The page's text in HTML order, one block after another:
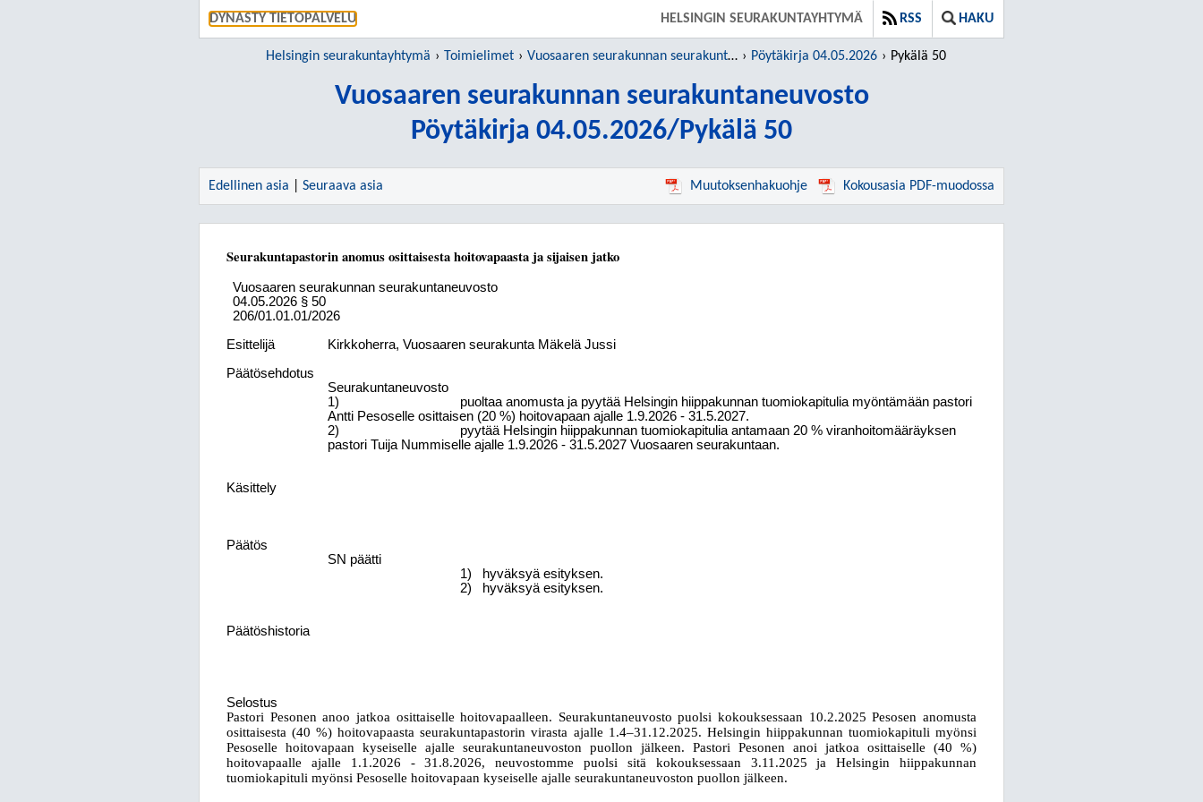
DYNASTY TIETOPALVELU SIIRRY SUORAAN PÄÄSISÄLTÖÖNHELSINGIN SEURAKUNTAYHTYMÄ RSS HAKU
Helsingin seurakuntayhtymä Toimielimet Vuosaaren seurakunnan seurakuntaneuvosto Pöytäkirja 04.05.2026 Pykälä 50
Vuosaaren seurakunnan seurakuntaneuvosto
Pöytäkirja 04.05.2026/Pykälä 50
Edellinen asia Seuraava asia Muutoksenhakuohje Kokousasia PDF-muodossa
Seurakuntapastorin anomus osittaisesta hoitovapaasta ja sijaisen jatko
Vuosaaren seurakunnan seurakuntaneuvosto
04.05.2026 § 50
206/01.01.01/2026
Esittelijä
Kirkkoherra, Vuosaaren seurakunta Mäkelä Jussi
Päätösehdotus
Seurakuntaneuvosto
1)
puoltaa anomusta ja pyytää Helsingin hiippakunnan tuomiokapitulia myöntämään pastori
Antti Pesoselle osittaisen (20 %) hoitovapaan ajalle 1.9.2026 - 31.5.2027.
2)
pyytää Helsingin hiippakunnan tuomiokapitulia antamaan 20 % viranhoitomääräyksen
pastori Tuija Nummiselle ajalle 1.9.2026 - 31.5.2027 Vuosaaren seurakuntaan.
Käsittely
Päätös
SN päätti
1)
hyväksyä esityksen.
2)
hyväksyä esityksen.
Päätöshistoria
Selostus
Pastori Pesonen anoo jatkoa osittaiselle hoitovapaalleen. Seurakuntaneuvosto puolsi kokouksessaan 10.2.2025 Pesosen anomusta
osittaisesta (40 %) hoitovapaasta seurakuntapastorin virasta ajalle 1.4–31.12.2025. Helsingin hiippakunnan tuomiokapituli myönsi
Pesoselle hoitovapaan kyseiselle ajalle seurakuntaneuvoston puollon jälkeen.
Pastori Pesonen anoi jatkoa osittaiselle (40 %)
hoitovapaalle ajalle 1.1.2026 - 31.8.2026, neuvostomme puolsi sitä kokouksessaan 3.11.2025 ja Helsingin hiippakunnan
tuomiokapituli myönsi Pesoselle hoitovapaan kyseiselle ajalle seurakuntaneuvoston puollon jälkeen.